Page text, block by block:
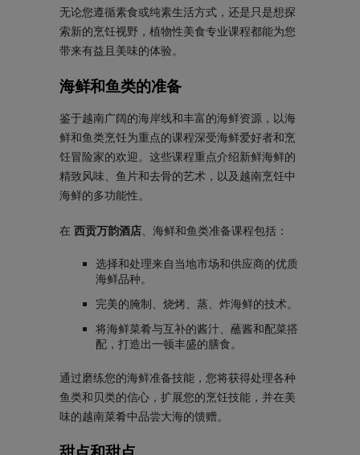
无论您遵循素食或纯素生活方式，还是只是想探
索新的烹饪视野，植物性美食专业课程都能为您
带来有益且美味的体验。
海鲜和鱼类的准备
鉴于越南广阔的海岸线和丰富的海鲜资源，以海
鲜和鱼类烹饪为重点的课程深受海鲜爱好者和烹
饪冒险家的欢迎。这些课程重点介绍新鲜海鲜的
精致风味、鱼片和去骨的艺术，以及越南烹饪中
海鲜的多功能性。
在 西贡万韵酒店、海鲜和鱼类准备课程包括：
选择和处理来自当地市场和供应商的优质
海鲜品种。
完美的腌制、烧烤、蒸、炸海鲜的技术。
将海鲜菜肴与互补的酱汁、蘸酱和配菜搭
配，打造出一顿丰盛的膳食。
通过磨练您的海鲜准备技能，您将获得处理各种
鱼类和贝类的信心，扩展您的烹饪技能，并在美
味的越南菜肴中品尝大海的馈赠。